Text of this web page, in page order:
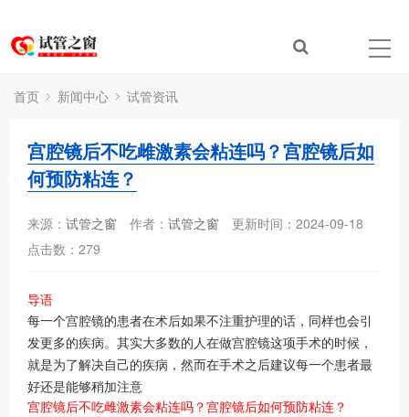
首页 新闻中心 试管资讯
宫腔镜后不吃雌激素会粘连吗？宫腔镜后如
何预防粘连？
来源： 试管之窗 作者： 试管之窗
更新时间：2024-09-18
点击数： 279
导语
每一个宫腔镜的患者在术后如果不注重护理的话，同样也会引
发更多的疾病。其实大多数的人在做宫腔镜这项手术的时候，
就是为了解决自己的疾病，然而在手术之后建议每一个患者最
好还是能够稍加注意
宫腔镜后不吃雌激素会粘连吗？宫腔镜后如何预防粘连？